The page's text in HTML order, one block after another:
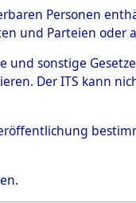
Personen
und Parteien oder
und sonstige
Der ITS kann